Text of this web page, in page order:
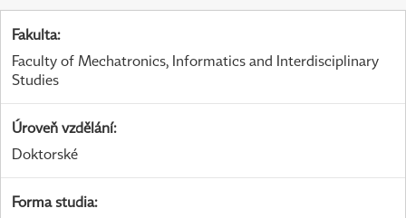
Fakulta:
Faculty of Mechatronics, Informatics and Interdisciplinary
Studies
Úroveň vzdělání:
Doktorské
Forma studia: